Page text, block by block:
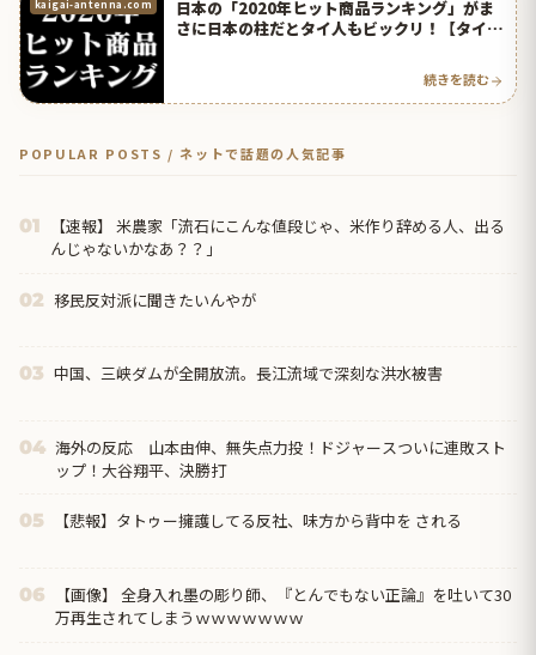
kaigai-antenna.com
日本の「2020年ヒット商品ランキング」がま
さに日本の柱だとタイ人もビックリ！【タイ人
続きを読む
POPULAR POSTS / ネットで話題の人気記事
01
【速報】 米農家「流石にこんな値段じゃ、米作り辞める人、出る
んじゃないかなあ？？」
02 移民反対派に聞きたいんやが
03 中国、三峡ダムが全開放流。長江流域で深刻な洪水被害
04 海外の反応 山本由伸、無失点力投！ドジャースついに連敗スト
ップ！大谷翔平、決勝打
05 【悲報】タトゥー擁護してる反社、味方から背中を される
06
【画像】 全身入れ墨の彫り師、『とんでもない正論』を吐いて30
万再生されてしまうｗｗｗｗｗｗｗ